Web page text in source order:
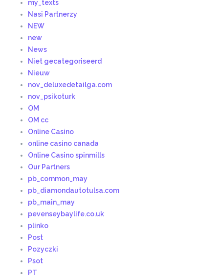
my_texts
Nasi Partnerzy
NEW
new
News
Niet gecategoriseerd
Nieuw
nov_deluxedetailga.com
nov_psikoturk
OM
OM cc
Online Casino
online casino canada
Online Casino spinmills
Our Partners
pb_common_may
pb_diamondautotulsa.com
pb_main_may
pevenseybaylife.co.uk
plinko
Post
Pozyczki
Psot
PT